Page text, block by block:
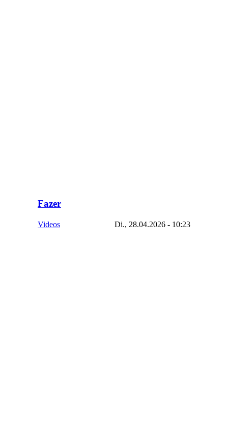
Fazer
Videos Di., 28.04.2026 - 10:23